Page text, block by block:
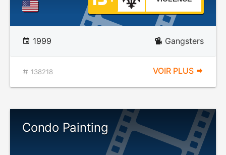
1999 Gangsters
138218 VOIR PLUS
Condo Painting